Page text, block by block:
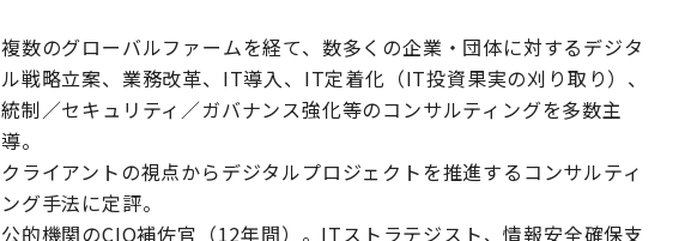
複数のグローバルファームを経て、数多くの企業・団体に対するデジタ
ル戦略立案、業務改革、IT導入、IT定着化（IT投資果実の刈り取り）、
統制／セキュリティ／ガバナンス強化等のコンサルティングを多数主
導。
クライアントの視点からデジタルプロジェクトを推進するコンサルティ
ング手法に定評。
公的機関のCIO補佐官（12年間）。ITストラテジスト、情報安全確保支